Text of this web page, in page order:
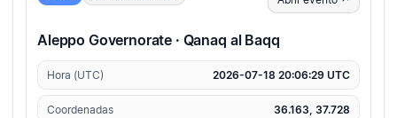
Aleppo Governorate · Qanaq al Baqq
Hora (UTC) 2026-07-18 20:06:29 UTC
Coordenadas 36.163, 37.728